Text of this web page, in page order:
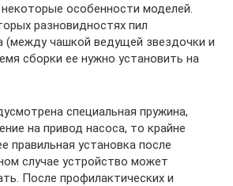
особенности моделей.
разновидностях пил
(между чашкой ведущей звездочки и
сборки ее нужно установить на
специальная пружина,
на привод насоса, то крайне
правильная установка после
случае устройство может
После профилактических и